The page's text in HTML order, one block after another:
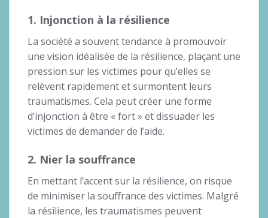
1. Injonction à la résilience
La société a souvent tendance à promouvoir
une vision idéalisée de la résilience, plaçant une
pression sur les victimes pour qu’elles se
relèvent rapidement et surmontent leurs
traumatismes. Cela peut créer une forme
d’injonction à être « fort » et dissuader les
victimes de demander de l’aide.
2. Nier la souffrance
En mettant l’accent sur la résilience, on risque
de minimiser la souffrance des victimes. Malgré
la résilience, les traumatismes peuvent